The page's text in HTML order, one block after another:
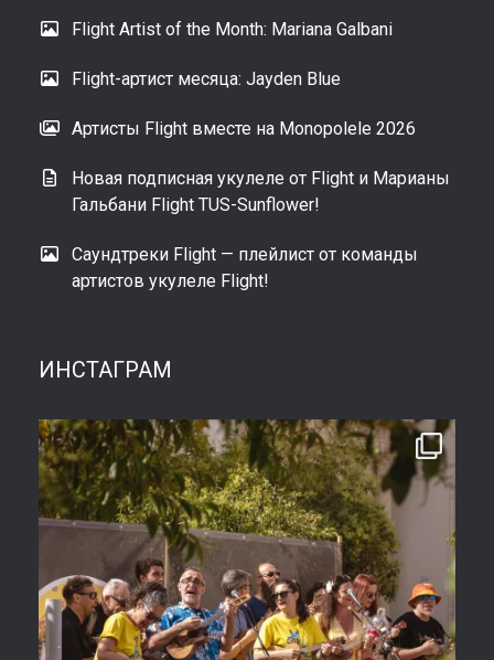
Flight Artist of the Month: Mariana Galbani
Flight-артист месяца: Jayden Blue
Артисты Flight вместе на Monopolele 2026
Новая подписная укулеле от Flight и Марианы
Гальбани Flight TUS-Sunflower!
Саундтреки Flight — плейлист от команды
артистов укулеле Flight!
ИНСТАГРАМ